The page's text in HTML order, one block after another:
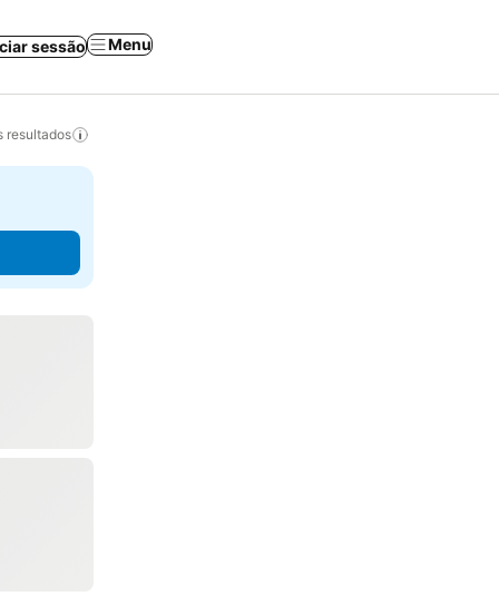
sessão Menu
resultados